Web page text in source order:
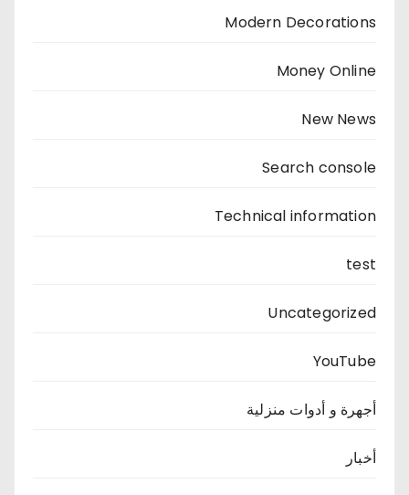
Modern Decorations
Money Online
New News
Search console
Technical information
test
Uncategorized
YouTube
أجهرة و أدوات منزلية
أخبار